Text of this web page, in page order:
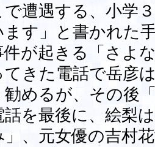
で遭遇する、小学
ます」と書かれた
が起きる「さよ
きた電話で岳彦
勧めるが、その後
話を最後に、絵梨
」、元女優の吉村